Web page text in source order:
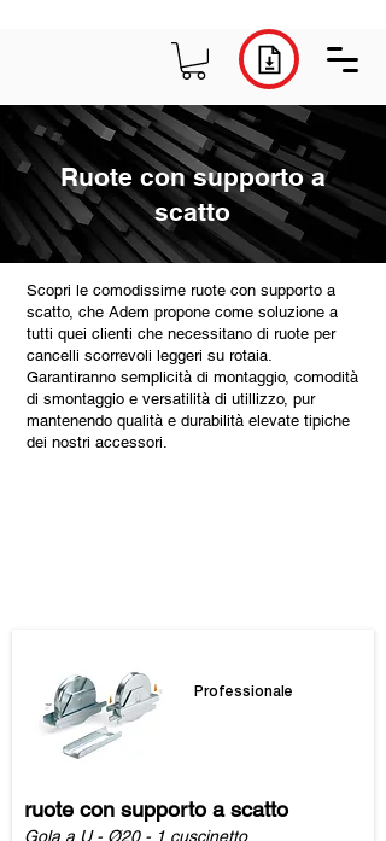
Ruote con supporto a
scatto
Scopri le comodissime ruote con supporto a
scatto, che Adem propone come soluzione a
tutti quei clienti che necessitano di ruote per
cancelli scorrevoli leggeri su rotaia.
Garantiranno semplicità di montaggio, comodità
di smontaggio e versatilità di utillizzo, pur
mantenendo qualità e durabilità elevate tipiche
dei nostri accessori.
Professionale
ruote con supporto a scatto
Gola a U - Ø20 - 1 cuscinetto